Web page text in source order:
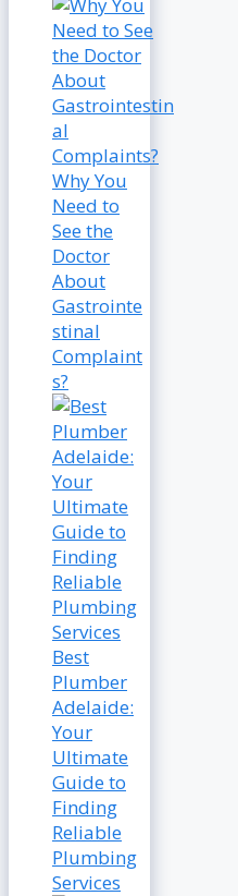
Why You
Need to
See the
Doctor
About
Gastrointe
stinal
Complaint
s?
Best
Plumber
Adelaide:
Your
Ultimate
Guide to
Finding
Reliable
Plumbing
Services